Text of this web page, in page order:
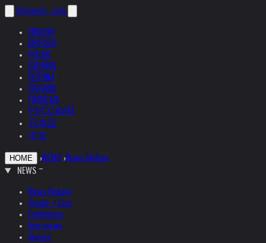
helnwein .com
ENGLISH
DEUTSCH
POLSKI
ESPAÑOL
ČEŠTINA
ITALIANO
FRANÇAIS
РУССКИЙ
日本語
中文
HOME ›NEWS ›News Update
NEWS
News Update
Studio + Live
Exhibitions
Interviews
Quotes